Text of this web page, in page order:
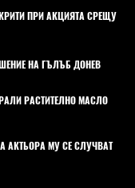
ПРИ АКЦИЯТА СРЕЩУ
НА ГЪЛЪБ ДОНЕВ
РАСТИТЕЛНО МАСЛО
АКТЬОРА МУ СЕ СЛУЧВАТ